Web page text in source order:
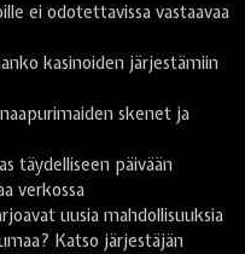
ei odotettavissa vastaavaa
kasinoiden järjestämiin
skenet ja
täydelliseen päivään
verkossa
uusia mahdollisuuksia
Katso järjestäjän